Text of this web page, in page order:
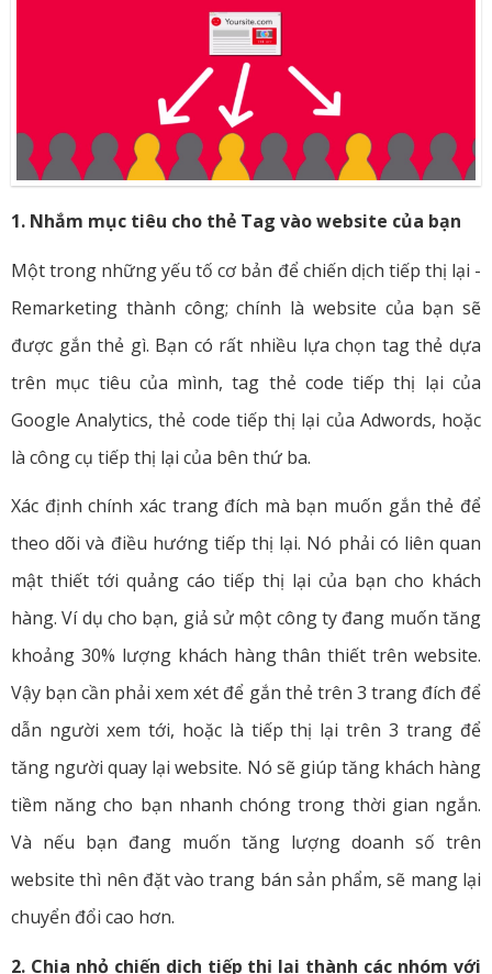
1. Nhắm mục tiêu cho thẻ Tag vào website của bạn
Một trong những yếu tố cơ bản để chiến dịch tiếp thị lại -
Remarketing thành công; chính là website của bạn sẽ
được gắn thẻ gì. Bạn có rất nhiều lựa chọn tag thẻ dựa
trên mục tiêu của mình, tag thẻ code tiếp thị lại của
Google Analytics, thẻ code tiếp thị lại của Adwords, hoặc
là công cụ tiếp thị lại của bên thứ ba.
Xác định chính xác trang đích mà bạn muốn gắn thẻ để
theo dõi và điều hướng tiếp thị lại. Nó phải có liên quan
mật thiết tới quảng cáo tiếp thị lại của bạn cho khách
hàng. Ví dụ cho bạn, giả sử một công ty đang muốn tăng
khoảng 30% lượng khách hàng thân thiết trên website.
Vậy bạn cần phải xem xét để gắn thẻ trên 3 trang đích để
dẫn người xem tới, hoặc là tiếp thị lại trên 3 trang để
tăng người quay lại website. Nó sẽ giúp tăng khách hàng
tiềm năng cho bạn nhanh chóng trong thời gian ngắn.
Và nếu bạn đang muốn tăng lượng doanh số trên
website thì nên đặt vào trang bán sản phẩm, sẽ mang lại
chuyển đổi cao hơn.
2. Chia nhỏ chiến dịch tiếp thị lại thành các nhóm với